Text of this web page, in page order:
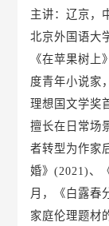
主讲：辽京，
北京外国语大
《在苹果树
度青年小说家
理想国文学奖
擅长在日常场
者转型为作家
婚》(2021)、
月，《白露春
家庭伦理题材